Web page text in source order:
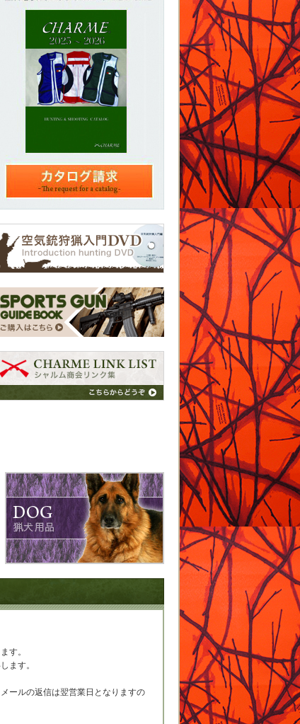
す。
ます。
ールの返信は翌営業日となりますの